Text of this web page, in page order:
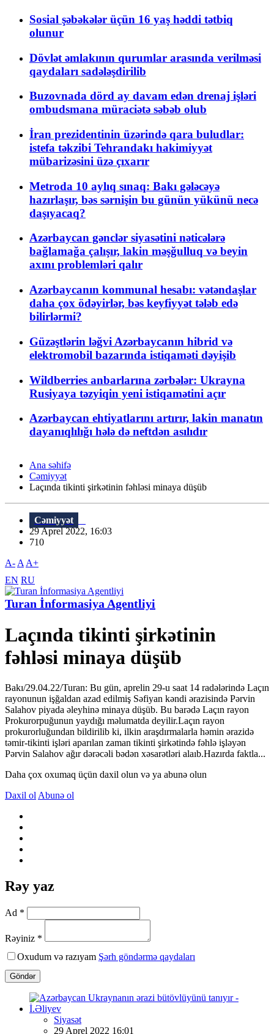
Sosial şəbəkələr üçün 16 yaş həddi tətbiq
olunur
Dövlət əmlakının qurumlar arasında verilməsi
qaydaları sadələşdirilib
Buzovnada dörd ay davam edən drenaj işləri
ombudsmana müraciətə səbəb olub
İran prezidentinin üzərində qara buludlar:
istefa təkzibi Tehrandakı hakimiyyət
mübarizəsini üzə çıxarır
Metroda 10 aylıq sınaq: Bakı gələcəyə
hazırlaşır, bəs sərnişin bu günün yükünü necə
daşıyacaq?
Azərbaycan gənclər siyasətini nəticələrə
bağlamağa çalışır, lakin məşğulluq və beyin
axını problemləri qalır
Azərbaycanın kommunal hesabı: vətəndaşlar
daha çox ödəyirlər, bəs keyfiyyət tələb edə
bilirlərmi?
Güzəştlərin ləğvi Azərbaycanın hibrid və
elektromobil bazarında istiqaməti dəyişib
Wildberries anbarlarına zərbələr: Ukrayna
Rusiyaya təzyiqin yeni istiqamətini açır
Azərbaycan ehtiyatlarını artırır, lakin manatın
dayanıqlılığı hələ də neftdən asılıdır
Ana səhifə
Cəmiyyət
Laçında tikinti şirkətinin fəhləsi minaya düşüb
Cəmiyyət
29 Aprel 2022, 16:03
710
A- A A+
EN RU
Turan İnformasiya Agentliyi
Laçında tikinti şirkətinin
fəhləsi minaya düşüb
Bakı/29.04.22/Turan: Bu gün, aprelin 29-u saat 14 radələrində Laçın
rayonunun işğaldan azad edilmiş Səfiyan kəndi ərazisində Pərvin
Salahov piyada əleyhinə minaya düşüb. Bu barədə Laçın rayon
Prokurorpuğunun yaydığı məlumatda deyilir.Laçın rayon
prokurorluğundan bildirilib ki, ilkin araşdırmalarla həmin ərazidə
təmir-tikinti işləri aparılan zaman tikinti şirkətində fəhlə işləyən
Pərvin Salahov ağır dərəcəli bədən xəsarətləri alaıb.Hazırda faktla...
Daha çox oxumaq üçün daxil olun və ya abunə olun
Daxil ol Abunə ol
Rəy yaz
Ad *
Rəyiniz *
Oxudum və razıyam Şərh göndərmə qaydaları
Göndər
Siyasət
29 Aprel 2022 16:01